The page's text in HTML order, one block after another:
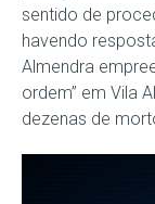
sentido de
havendo
Almendra
ordem” em Vila
dezenas de